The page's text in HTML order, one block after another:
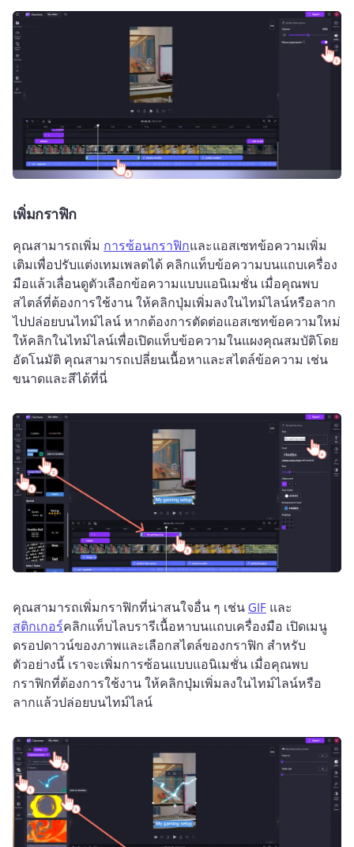
เพิ่มกราฟิก
คุณสามารถเพิ่ม การซ้อนกราฟิกและแอสเซทข้อความเพิ่ม
เติมเพื่อปรับแต่งเทมเพลตได้ คลิกแท็บข้อความบนแถบเครื่อง
มือแล้วเลื่อนดูตัวเลือกข้อความแบบแอนิเมชั่น เมื่อคุณพบ
สไตล์ที่ต้องการใช้งาน ให้คลิกปุ่มเพิ่มลงในไทม์ไลน์หรือลาก
ไปปล่อยบนไทม์ไลน์ หากต้องการตัดต่อแอสเซทข้อความใหม่
ให้คลิกในไทม์ไลน์เพื่อเปิดแท็บข้อความในแผงคุณสมบัติโดย
อัตโนมัติ คุณสามารถเปลี่ยนเนื้อหาและสไตล์ข้อความ เช่น
ขนาดและสีได้ที่นี่
คุณสามารถเพิ่มกราฟิกที่น่าสนใจอื่น ๆ เช่น GIF และ
สติกเกอร์คลิกแท็บไลบรารีเนื้อหาบนแถบเครื่องมือ เปิดเมนู
ดรอปดาวน์ของภาพและเลือกสไตล์ของกราฟิก สำหรับ
ตัวอย่างนี้ เราจะเพิ่มการซ้อนแบบแอนิเมชั่น เมื่อคุณพบ
กราฟิกที่ต้องการใช้งาน ให้คลิกปุ่มเพิ่มลงในไทม์ไลน์หรือ
ลากแล้วปล่อยบนไทม์ไลน์